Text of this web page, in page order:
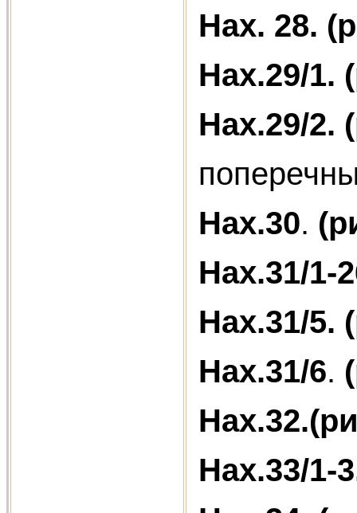
Нах. 28.
Нах.29/1.
Нах.29/
Нах.30.
Нах.31/1-
Нах.31/5.
Нах.31/6.
Нах.33/1-